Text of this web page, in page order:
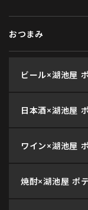
おつまみ
ビール×湖池屋
日本酒×湖池屋
ワイン×湖池屋
焼酎×湖池屋 ポ